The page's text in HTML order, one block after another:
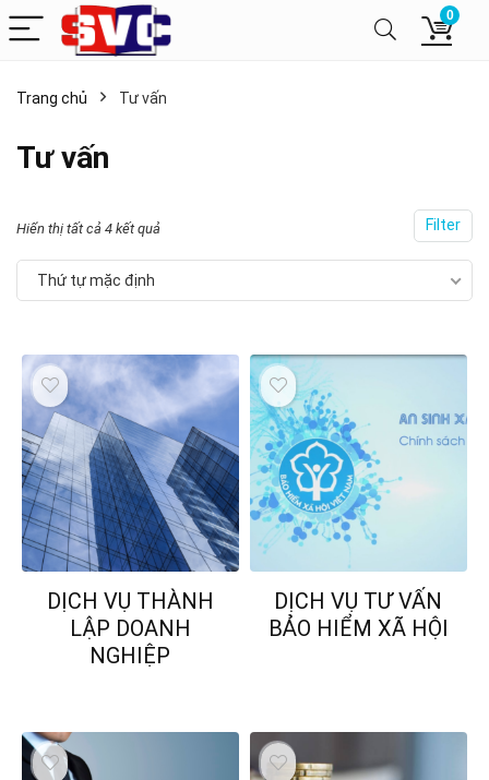
0
Trang chủ Tư vấn
Tư vấn
Filter
Hiển thị tất cả 4 kết quả
Thứ tự mặc định
DỊCH VỤ THÀNH
LẬP DOANH
NGHIỆP
DỊCH VỤ TƯ VẤN
BẢO HIỂM XÃ HỘI